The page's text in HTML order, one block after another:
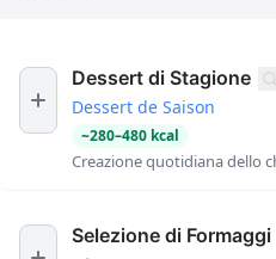
Dessert di Stagione
Dessert de Saison
~280–480 kcal
Creazione quotidiana dello
Selezione di Formaggi